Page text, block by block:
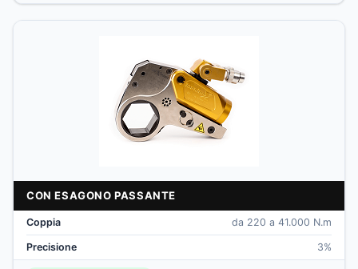
CON ESAGONO PASSANTE
Coppia da 220 a 41.000 N.m
Precisione 3%